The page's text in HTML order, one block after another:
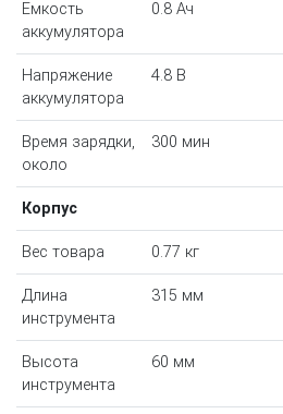
Емкость
аккумулятора
0.8 Ач
Напряжение
аккумулятора
4.8 В
Время зарядки,
около
300 мин
Корпус
Вес товара 0.77 кг
Длина
инструмента
315 мм
Высота
инструмента
60 мм